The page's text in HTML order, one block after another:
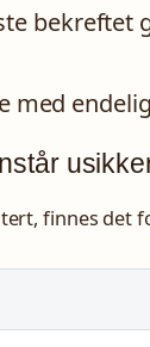
bekreftet
med
finnes det